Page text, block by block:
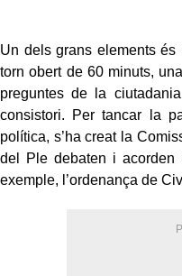
Un dels grans elements és
torn obert de 60 minuts,
preguntes de la
consistori. Per tancar la
política, s’ha creat la
del Ple debaten i acorden
exemple, l’ordenança de